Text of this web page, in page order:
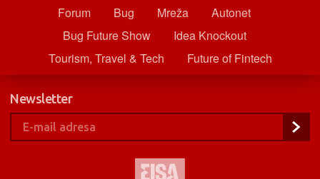
Forum Bug Mreža
Autonet
Bug Future Show
Idea Knockout
Tourism, Travel & Tech
Future of Fintech
Newsletter